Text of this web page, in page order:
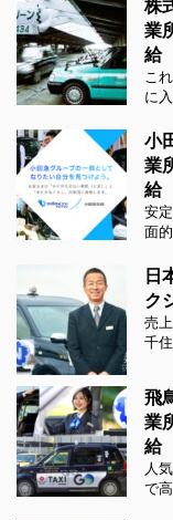
株
業
給
こ
に
小
業
給
安
面
日
ク
売
千
飛
業
給
人
で